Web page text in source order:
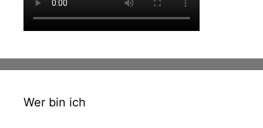
Wer bin ich